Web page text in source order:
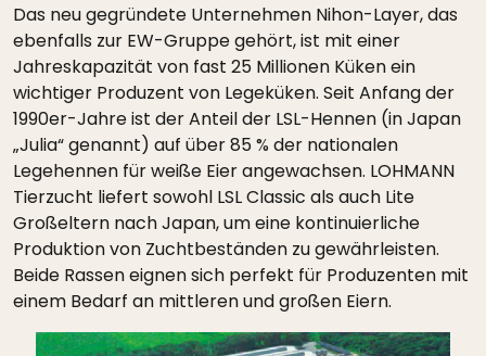
Das neu gegründete Unternehmen Nihon-Layer, das
ebenfalls zur EW-Gruppe gehört, ist mit einer
Jahreskapazität von fast 25 Millionen Küken ein
wichtiger Produzent von Legeküken. Seit Anfang der
1990er-Jahre ist der Anteil der LSL-Hennen (in Japan
„Julia“ genannt) auf über 85 % der nationalen
Legehennen für weiße Eier angewachsen. LOHMANN
Tierzucht liefert sowohl LSL Classic als auch Lite
Großeltern nach Japan, um eine kontinuierliche
Produktion von Zuchtbeständen zu gewährleisten.
Beide Rassen eignen sich perfekt für Produzenten mit
einem Bedarf an mittleren und großen Eiern.